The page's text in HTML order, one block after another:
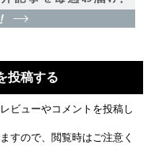
投稿する
ビューやコメントを投稿し
すので、閲覧時はご注意く